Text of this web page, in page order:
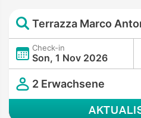
Check-in
Son, 1 Nov 2026
2 Erwachsene